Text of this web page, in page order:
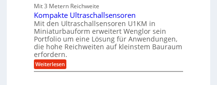
e
e
n
t
w
i
c
k
e
l
u
g
e
l
l
a
g
e
r
t
U
m
s
a
t
z
k
n
a
s
c
h
i
n
e
n
b
a
u
Mit 3 Metern Reichweite
Kompakte Ultraschallsensoren
Mit den Ultraschallsensoren U1KM in
Miniaturbauform erweitert Wenglor sein
Portfolio um eine Lösung für Anwendungen,
die hohe Reichweiten auf kleinstem Bauraum
erfordern.
Weiterlesen:
K